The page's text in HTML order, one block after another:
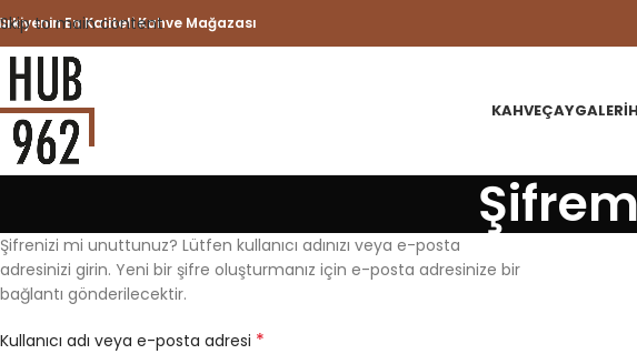
Skip to main content
En Kaliteli Kahve Mağazası
KAHVEÇAYGALERI
Şifrenizi mi unuttunuz? Lütfen kullanıcı adınızı veya e-posta
adresinizi girin. Yeni bir şifre oluşturmanız için e-posta adresinize bir
bağlantı gönderilecektir.
Kullanıcı adı veya e-posta adresi *